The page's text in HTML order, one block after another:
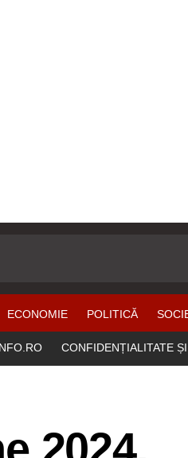
ECONOMIE POLITICĂ
CONFIDENȚIALITATE